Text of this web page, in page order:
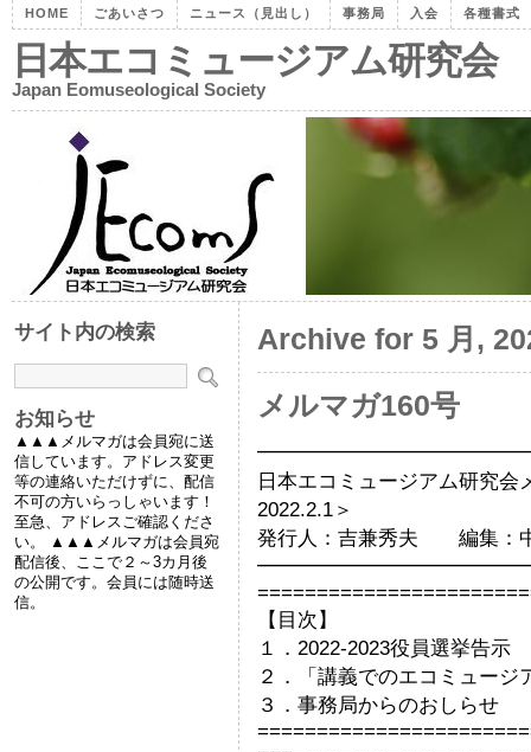
HOME ごあいさつ ニュース（見出し） 事務局 入会 各種書式
日本エコミュージアム研究会
Japan Eomuseological Society
Archive for 5 月,
メルマガ160号
日本エコミュージアム
2022.2.1＞
発行人：吉兼秀夫 編集：
【目次】
１．2022-2023役員選挙告示
２．「講義でのエコミュージ
３．事務局からのおしらせ
サイト内の検索
お知らせ
▲▲▲メルマガは会員宛に送
信しています。アドレス変更
等の連絡いただけずに、配信
不可の方いらっしゃいます！
至急、アドレスご確認くださ
い。 ▲▲▲メルマガは会員宛
配信後、ここで２～3カ月後
の公開です。会員には随時送
信。